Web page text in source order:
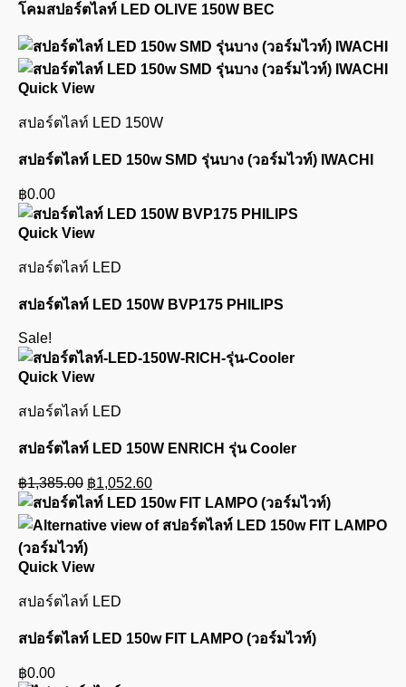
โคมสปอร์ตไลท์ LED OLIVE 150W BEC
Quick View
สปอร์ตไลท์ LED 150W
สปอร์ตไลท์ LED 150w SMD รุ่นบาง (วอร์มไวท์) IWACHI
฿0.00
Quick View
สปอร์ตไลท์ LED
สปอร์ตไลท์ LED 150W BVP175 PHILIPS
Sale!
Quick View
สปอร์ตไลท์ LED
สปอร์ตไลท์ LED 150W ENRICH รุ่น Cooler
฿1,385.00 Original
price
฿1,385.00.
฿1,052.60Current
price
฿1,052.60.
Quick View
สปอร์ตไลท์ LED
สปอร์ตไลท์ LED 150w FIT LAMPO (วอร์มไวท์)
฿0.00